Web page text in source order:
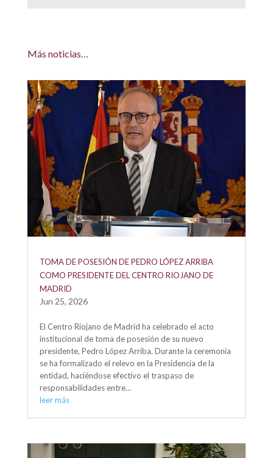
Más noticias…
TOMA DE POSESIÓN DE PEDRO LÓPEZ ARRIBA
COMO PRESIDENTE DEL CENTRO RIOJANO DE
MADRID
Jun 25, 2026
El Centro Riojano de Madrid ha celebrado el acto
institucional de toma de posesión de su nuevo
presidente, Pedro López Arriba. Durante la ceremonia
se ha formalizado el relevo en la Presidencia de la
entidad, haciéndose efectivo el traspaso de
responsabilidades entre...
leer más